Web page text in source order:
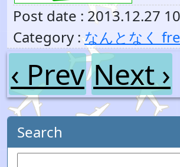
Post date : 2013.12.27
Category : なんとなく
‹ Prev Next ›
Search